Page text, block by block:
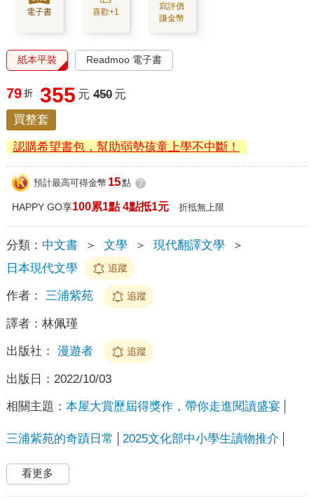
電子書 喜歡+1
寫評價
賺金幣
紙本平裝 Readmoo 電子書
79 折 355 元 450 元
買整套
認購希望書包，幫助弱勢孩童上學不中斷！
預計最高可得金幣 15點 ?
HAPPY GO享100累1點 4點抵1元 折抵無上限
分類： 中文書 ＞ 文學 ＞ 現代翻譯文學
＞
日本現代文學
追蹤
作者： 三浦紫苑 追蹤
譯者： 林佩瑾
出版社： 漫遊者 追蹤
出版日： 2022/10/03
相關主題： 本屋大賞歷屆得獎作，帶你走進閱讀盛宴
三浦紫苑的奇蹟日常 2025文化部中小學生讀物推介
看更多